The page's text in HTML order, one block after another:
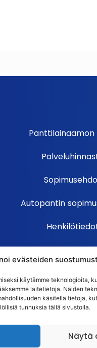
evästeiden
käytämme teknologioita,
laitetietoja. Näiden
käsitellä tietoja,
tunnuksia tällä sivustolla.
Näytä
Panttilainaamon
Autopantin
Ehdot
Usein kysytyt